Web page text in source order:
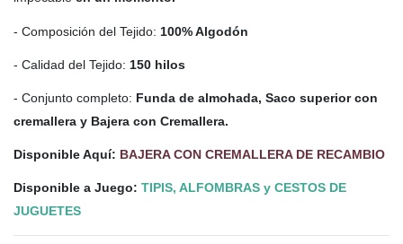
- Composición del Tejido: 100% Algodón
- Calidad del Tejido: 150 hilos
- Conjunto completo: Funda de almohada, Saco superior con
cremallera y Bajera con Cremallera.
Disponible Aquí: BAJERA CON CREMALLERA DE RECAMBIO
Disponible a Juego: TIPIS, ALFOMBRAS y CESTOS DE
JUGUETES